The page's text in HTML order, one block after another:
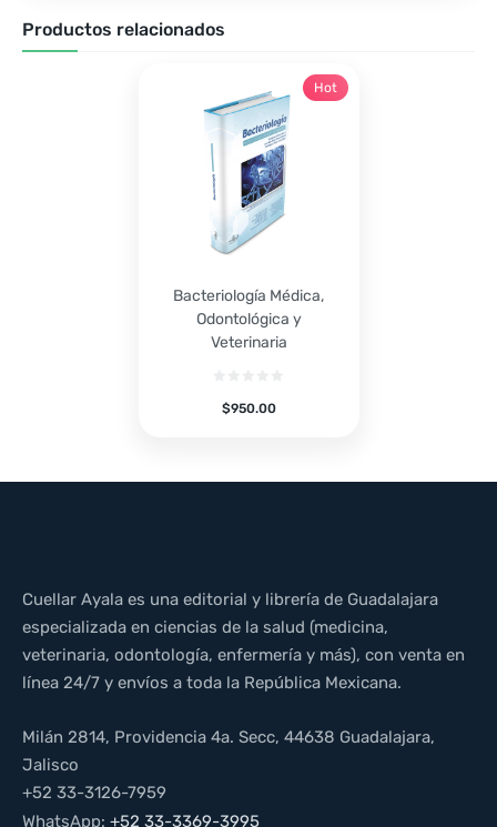
Productos relacionados
Bacteriología Médica,
Odontológica y
Veterinaria
$950.00
Hot
Cuellar Ayala es una editorial y librería de Guadalajara
especializada en ciencias de la salud (medicina,
veterinaria, odontología, enfermería y más), con venta en
línea 24/7 y envíos a toda la República Mexicana.
Milán 2814, Providencia 4a. Secc, 44638 Guadalajara,
Jalisco
+52 33-3126-7959
WhatsApp: +52 33-3369-3995